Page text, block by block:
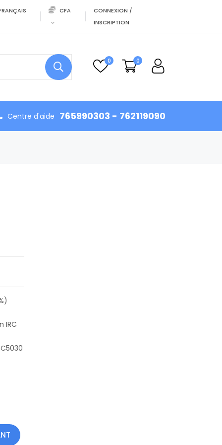
CFA
CONNEXION /
INSCRIPTION
0 0
Centre d'aide 765990303 - 762119090
IRC